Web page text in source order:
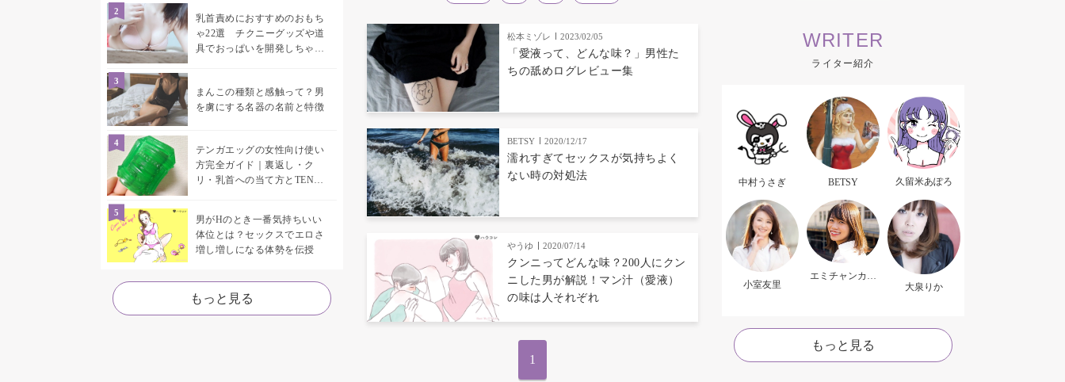
乳首責めにおすすめのおもち
ゃ22選 チクニーグッズや道
具でおっぱいを開発しちゃお
まんこの種類と感触って？男
を虜にする名器の名前と特徴
テンガエッグの女性向け使い
方完全ガイド｜裏返し・ク
リ・乳首への当て方とTENGA
男がHのとき一番気持ちいい
体位とは？セックスでエロさ
増し増しになる体勢を伝授
もっと見る
松本ミゾレ 2023/02/05
「愛液って、どんな味？」男性た
ちの舐めログレビュー集
BETSY 2020/12/17
濡れすぎてセックスが気持ちよく
ない時の対処法
やうゆ 2020/07/14
クンニってどんな味？200人にクン
ニした男が解説！マン汁（愛液）
の味は人それぞれ
1
WRITER
ライター紹介
中村うさぎ BETSY 久留米あぽろ
小室友里
エミチャンカパ
大泉りか
もっと見る